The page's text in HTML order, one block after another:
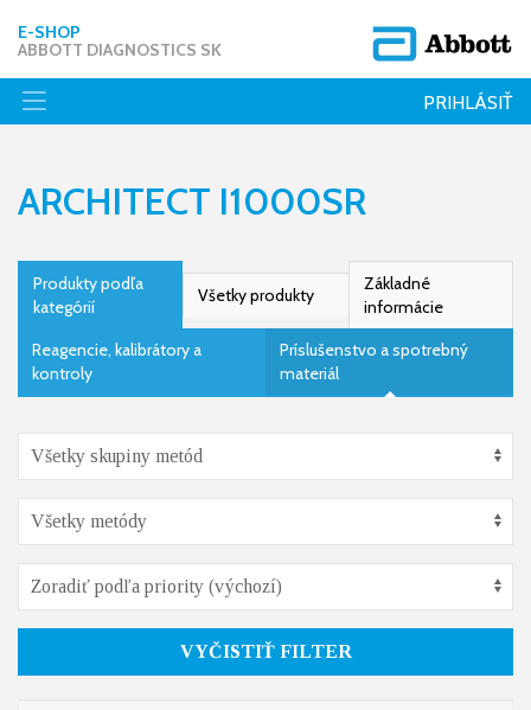
E-SHOP
ABBOTT DIAGNOSTICS SK
PRIHLÁSIŤ
ARCHITECT I1000SR
Produkty podľa
kategórií
Všetky produkty
Základné
informácie
Reagencie, kalibrátory a
kontroly
Príslušenstvo a spotrebný
materiál
VYČISTIŤ FILTER